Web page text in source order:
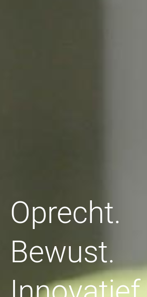
Oprecht.
Bewust.